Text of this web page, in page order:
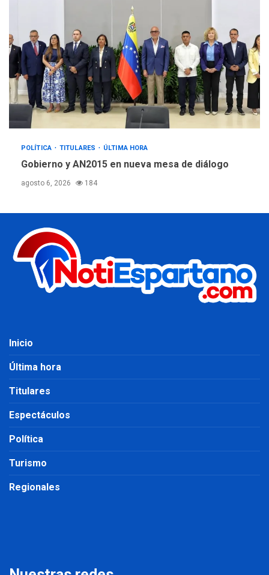
POLÍTICA TITULARES ÚLTIMA HORA
Gobierno y AN2015 en nueva mesa de diálogo
agosto 6, 2026 184
Inicio
Última hora
Titulares
Espectáculos
Política
Turismo
Regionales